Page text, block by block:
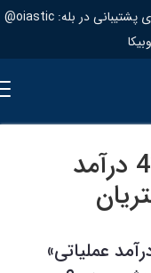
@oiastic :آیدی پشتیبانی در بله
استاندارد حسابداری 43 درآمد
حسابداری 3 «درآمد عملیاتی»